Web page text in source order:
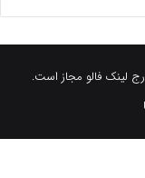
لینک فالو مجاز است.